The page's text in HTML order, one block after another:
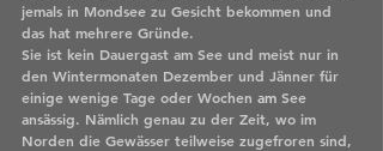
jemals in Mondsee zu Gesicht bekommen und
das hat mehrere Gründe.
Sie ist kein Dauergast am See und meist nur in
den Wintermonaten Dezember und Jänner für
einige wenige Tage oder Wochen am See
ansässig. Nämlich genau zu der Zeit, wo im
Norden die Gewässer teilweise zugefroren sind,